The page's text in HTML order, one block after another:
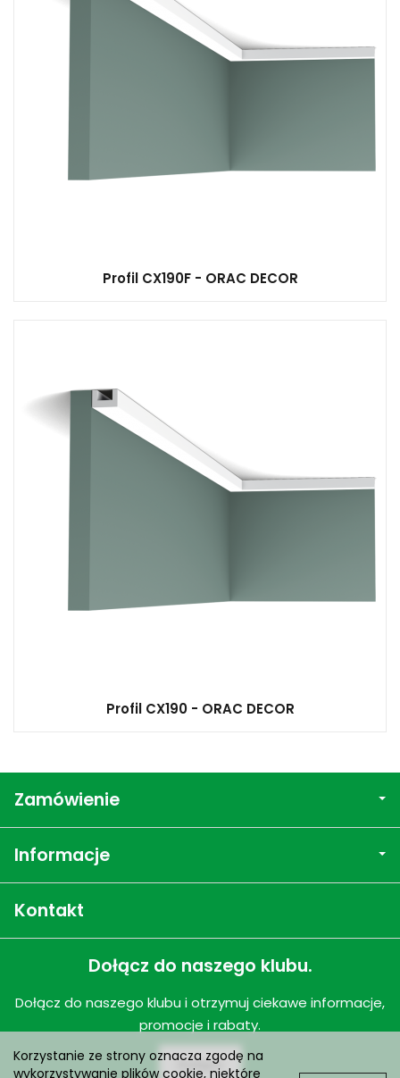
Profil CX190F - ORAC DECOR
Profil CX190 - ORAC DECOR
Zamówienie
Informacje
Kontakt
Dołącz do naszego klubu.
Dołącz do naszego klubu i otrzymuj ciekawe informacje,
promocje i rabaty.
Dołącz
Korzystanie ze strony oznacza zgodę na
wykorzystywanie plików cookie, niektóre